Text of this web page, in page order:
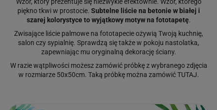
piękno tkwi w prostocie. Subtelne liście na betonie w białej i
szarej kolorystyce to wyjątkowy motyw na fototapetę.
Zwisające liście palmowe na fototapecie ożywią Twoją kuchnię,
salon czy sypialnię. Sprawdzą się także w pokoju nastolatka,
zapewniając mu oryginalną dekorację ściany.
W razie wątpliwości możesz zamówić próbkę z wybranego zdjęcia
w rozmiarze 50x50cm. Taką próbkę można zamówićTUTAJ.